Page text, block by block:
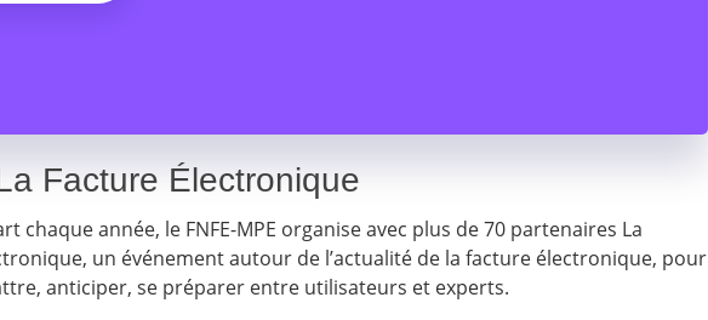
Facture Électronique
chaque année, le FNFE-MPE organise avec plus de 70 partenaires La
un événement autour de l’actualité de la facture électronique, pour
anticiper, se préparer entre utilisateurs et experts.